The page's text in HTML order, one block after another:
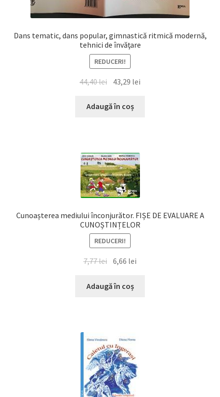
Dans tematic, dans popular, gimnastică ritmică modernă,
tehnici de învăţare
REDUCERI!
44,40lei Prețul
a
43,29 lei
Adaugă în coș
Cunoașterea mediului înconjurător. FIȘE DE EVALUARE A
CUNOȘTINȚELOR
REDUCERI!
7,77lei Prețul
a
6,66 lei
Adaugă în coș